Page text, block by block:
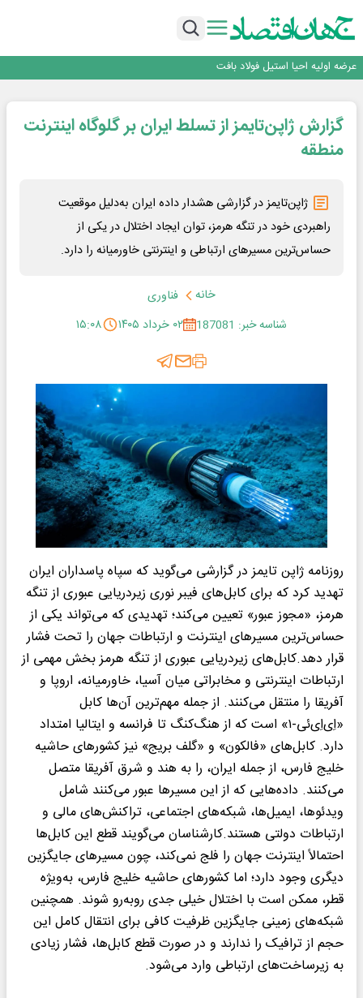
بانک ملت در رتبه نخست پرداخت تسهیلات ازدواج و فرزندآوری قرار گرفت
نمایشگاهی برگزار می‌شود
عرضه اولیه احیا استیل فولاد بافت
ورق گرم مبارکه به پروژه های انتقال آب رسید
بانک ملت در رتبه نخست پرداخت تسهیلات ازدواج و فرزندآوری قرار گرفت
بازگشت فرش ماشینی به اصفهان پس از هفت سال؛ دو نمایشگاه تخصصی در شهر
نمایشگاهی برگزار می‌شود
گزارش ژاپن‌تایمز از تسلط ایران بر گلوگاه اینترنت
منطقه
ژاپن‌تایمز در گزارشی هشدار داده ایران به‌دلیل موقعیت
راهبردی خود در تنگه هرمز، توان ایجاد اختلال در یکی از
حساس‌ترین مسیرهای ارتباطی و اینترنتی خاورمیانه را دارد.
خانه
فناوری
شناسه خبر: 187081
۰۲ خرداد ۱۴۰۵ ۱۵:۰۸
روزنامه ژاپن تایمز در گزارشی می‌گوید که سپاه پاسداران ایران
تهدید کرد که برای کابل‌های فیبر نوری زیردریایی عبوری از تنگه
هرمز، «مجوز عبور» تعیین می‌کند؛ تهدیدی که می‌تواند یکی از
حساس‌ترین مسیرهای اینترنت و ارتباطات جهان را تحت فشار
قرار دهد.کابل‌های زیردریایی عبوری از تنگه هرمز بخش مهمی از
ارتباطات اینترنتی و مخابراتی میان آسیا، خاورمیانه، اروپا و
آفریقا را منتقل می‌کنند. از جمله مهم‌ترین آن‌ها کابل
«اِی‌اِی‌ئی-۱» است که از هنگ‌کنگ تا فرانسه و ایتالیا امتداد
دارد. کابل‌های «فالکون» و «گلف بریج» نیز کشورهای حاشیه
خلیج فارس، از جمله ایران، را به هند و شرق آفریقا متصل
می‌کنند. داده‌هایی که از این مسیرها عبور می‌کنند شامل
ویدئوها، ایمیل‌ها، شبکه‌های اجتماعی، تراکنش‌های مالی و
ارتباطات دولتی هستند.کارشناسان می‌گویند قطع این کابل‌ها
احتمالاً اینترنت جهان را فلج نمی‌کند، چون مسیرهای جایگزین
دیگری وجود دارد؛ اما کشورهای حاشیه خلیج فارس، به‌ویژه
قطر، ممکن است با اختلال خیلی جدی روبه‌رو شوند. همچنین
شبکه‌های زمینی جایگزین ظرفیت کافی برای انتقال کامل این
حجم از ترافیک را ندارند و در صورت قطع کابل‌ها، فشار زیادی
به زیرساخت‌های ارتباطی وارد می‌شود.